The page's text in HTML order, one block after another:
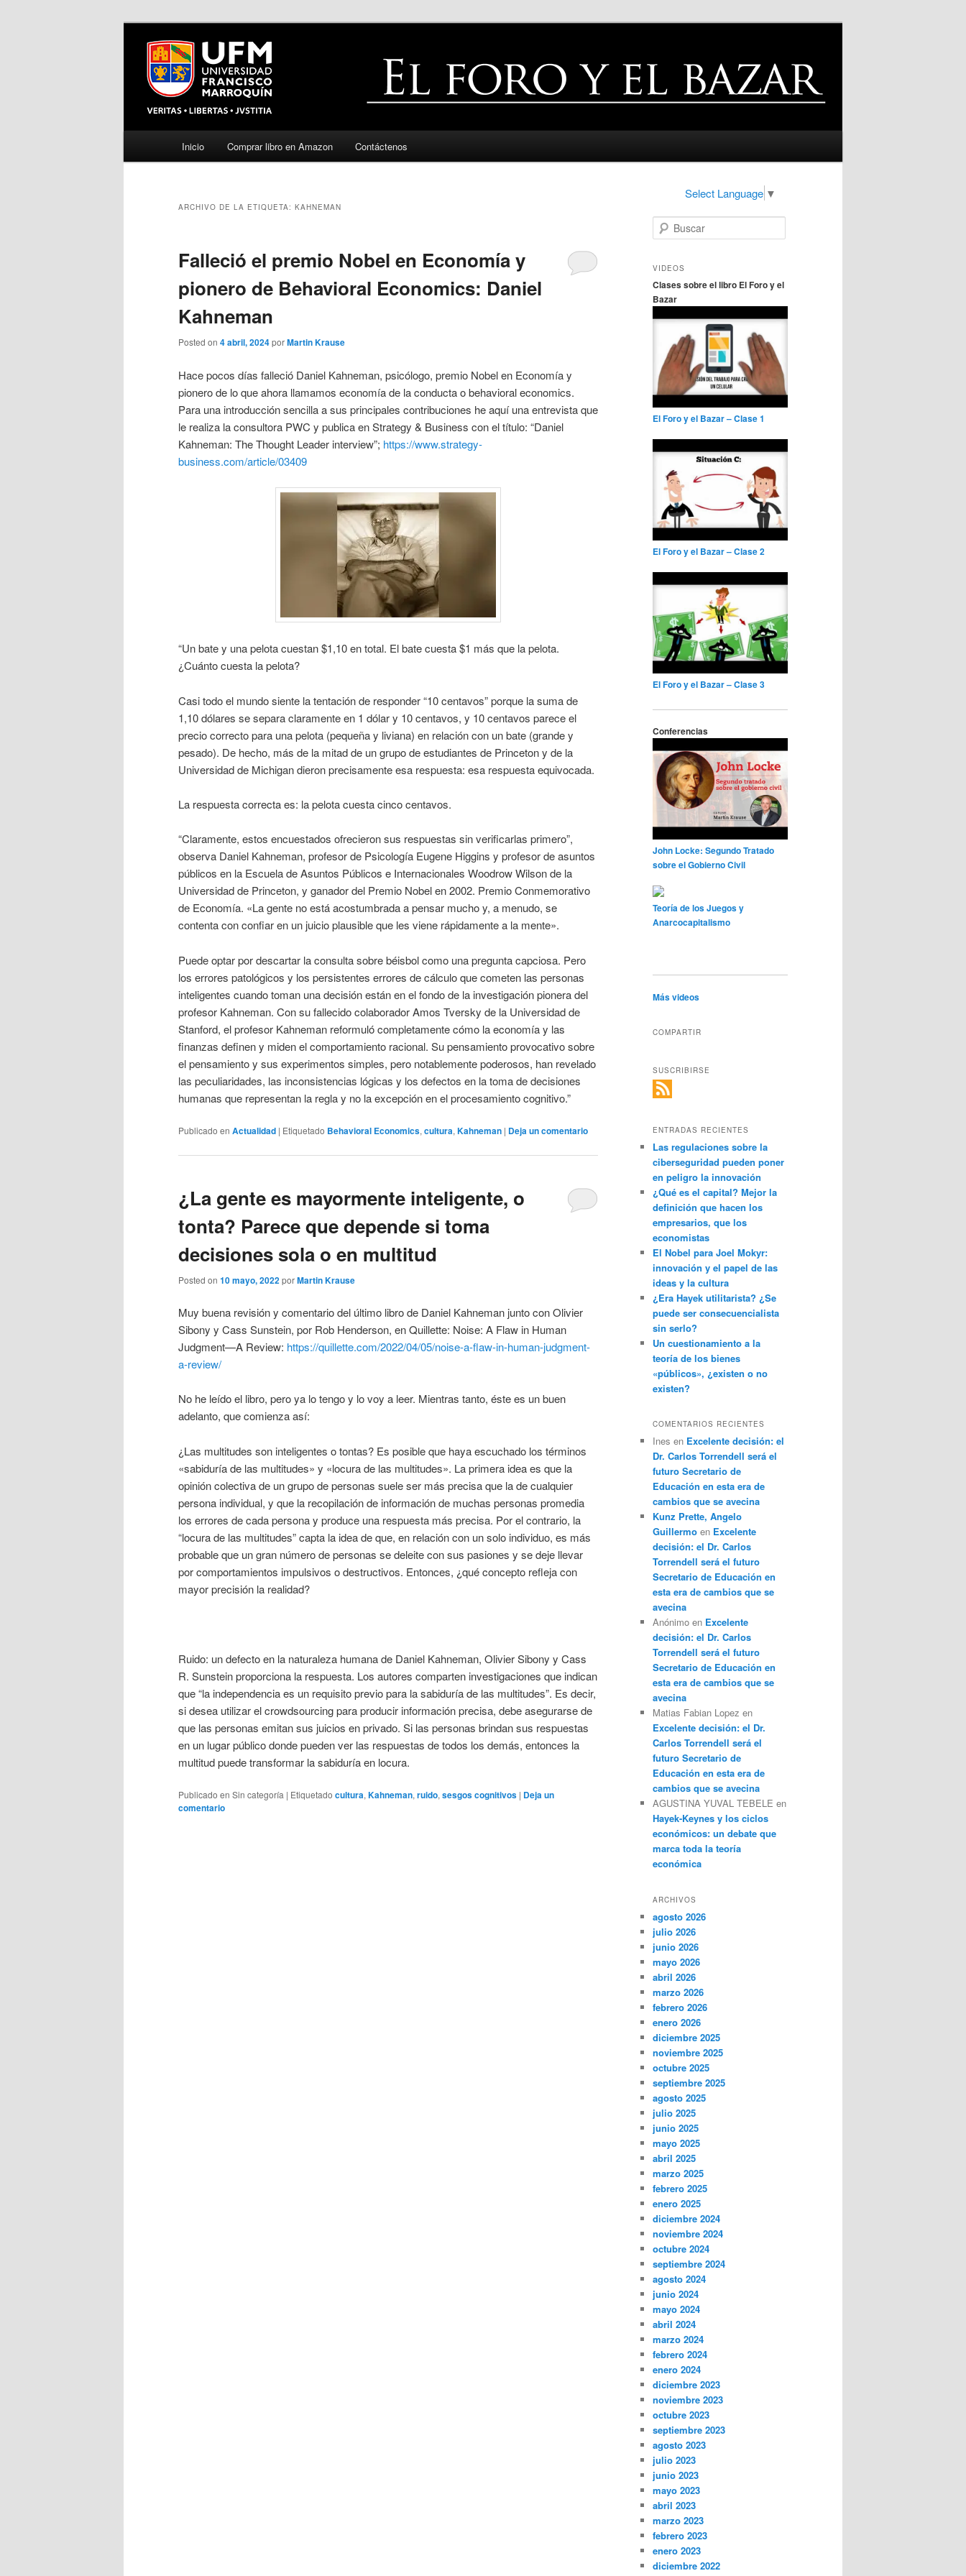
Ir
principal
Ir
secundario
Inicio Comprar libro en Amazon Contáctenos
Select Language ▼
ARCHIVO DE LA ETIQUETA: KAHNEMAN
Falleció el premio Nobel en Economía y
pionero de Behavioral Economics: Daniel
Kahneman
Posted on 4 abril, 2024porMartin Krause
Hace pocos días falleció Daniel Kahneman, psicólogo, premio Nobel en Economía y
pionero de lo que ahora llamamos economía de la conducta o behavioral economics.
Para una introducción sencilla a sus principales contribuciones he aquí una entrevista que
le realiza la consultora PWC y publica en Strategy & Business con el título: “Daniel
Kahneman: The Thought Leader interview”; https://www.strategy-
business.com/article/03409
“Un bate y una pelota cuestan $1,10 en total. El bate cuesta $1 más que la pelota.
¿Cuánto cuesta la pelota?
Casi todo el mundo siente la tentación de responder “10 centavos” porque la suma de
1,10 dólares se separa claramente en 1 dólar y 10 centavos, y 10 centavos parece el
precio correcto para una pelota (pequeña y liviana) en relación con un bate (grande y
pesado). De hecho, más de la mitad de un grupo de estudiantes de Princeton y de la
Universidad de Michigan dieron precisamente esa respuesta: esa respuesta equivocada.
La respuesta correcta es: la pelota cuesta cinco centavos.
“Claramente, estos encuestados ofrecieron sus respuestas sin verificarlas primero”,
observa Daniel Kahneman, profesor de Psicología Eugene Higgins y profesor de asuntos
públicos en la Escuela de Asuntos Públicos e Internacionales Woodrow Wilson de la
Universidad de Princeton, y ganador del Premio Nobel en 2002. Premio Conmemorativo
de Economía. «La gente no está acostumbrada a pensar mucho y, a menudo, se
contenta con confiar en un juicio plausible que les viene rápidamente a la mente».
Puede optar por descartar la consulta sobre béisbol como una pregunta capciosa. Pero
los errores patológicos y los persistentes errores de cálculo que cometen las personas
inteligentes cuando toman una decisión están en el fondo de la investigación pionera del
profesor Kahneman. Con su fallecido colaborador Amos Tversky de la Universidad de
Stanford, el profesor Kahneman reformuló completamente cómo la economía y las
finanzas definen y miden el comportamiento racional. Su pensamiento provocativo sobre
el pensamiento y sus experimentos simples, pero notablemente poderosos, han revelado
las peculiaridades, las inconsistencias lógicas y los defectos en la toma de decisiones
humanas que representan la regla y no la excepción en el procesamiento cognitivo.”
Publicado en Actualidad | Etiquetado Behavioral Economics, cultura, Kahneman | Deja un comentario
¿La gente es mayormente inteligente, o
tonta? Parece que depende si toma
decisiones sola o en multitud
Posted on 10 mayo, 2022porMartin Krause
Muy buena revisión y comentario del último libro de Daniel Kahneman junto con Olivier
Sibony y Cass Sunstein, por Rob Henderson, en Quillette: Noise: A Flaw in Human
Judgment—A Review: https://quillette.com/2022/04/05/noise-a-flaw-in-human-judgment-
a-review/
No he leído el libro, pero ya lo tengo y lo voy a leer. Mientras tanto, éste es un buen
adelanto, que comienza así:
¿Las multitudes son inteligentes o tontas? Es posible que haya escuchado los términos
«sabiduría de las multitudes» y «locura de las multitudes». La primera idea es que la
opinión colectiva de un grupo de personas suele ser más precisa que la de cualquier
persona individual, y que la recopilación de información de muchas personas promedia
los errores de cada persona y produce una respuesta más precisa. Por el contrario, la
“locura de las multitudes” capta la idea de que, en relación con un solo individuo, es más
probable que un gran número de personas se deleite con sus pasiones y se deje llevar
por comportamientos impulsivos o destructivos. Entonces, ¿qué concepto refleja con
mayor precisión la realidad?
Ruido: un defecto en la naturaleza humana de Daniel Kahneman, Olivier Sibony y Cass
R. Sunstein proporciona la respuesta. Los autores comparten investigaciones que indican
que “la independencia es un requisito previo para la sabiduría de las multitudes”. Es decir,
si desea utilizar el crowdsourcing para producir información precisa, debe asegurarse de
que las personas emitan sus juicios en privado. Si las personas brindan sus respuestas
en un lugar público donde pueden ver las respuestas de todos los demás, entonces la
multitud puede transformar la sabiduría en locura.
Publicado en Sin categoría | Etiquetado cultura, Kahneman, ruido, sesgos cognitivos | Deja un
comentario
u
c
r
VIDEOS
Clases sobre el libro El Foro y el
Bazar
El Foro y el Bazar – Clase 1
El Foro y el Bazar – Clase 2
El Foro y el Bazar – Clase 3
Conferencias
John Locke: Segundo Tratado
sobre el Gobierno Civil
Teoría de los Juegos y
Anarcocapitalismo
Más videos
COMPARTIR
SUSCRIBIRSE
ENTRADAS RECIENTES
Las regulaciones sobre la
ciberseguridad pueden poner
en peligro la innovación
¿Qué es el capital? Mejor la
definición que hacen los
empresarios, que los
economistas
El Nobel para Joel Mokyr:
innovación y el papel de las
ideas y la cultura
¿Era Hayek utilitarista? ¿Se
puede ser consecuencialista
sin serlo?
Un cuestionamiento a la
teoría de los bienes
«públicos», ¿existen o no
existen?
COMENTARIOS RECIENTES
Ines en Excelente decisión: el
Dr. Carlos Torrendell será el
futuro Secretario de
Educación en esta era de
cambios que se avecina
Kunz Prette, Angelo
Guillermo en Excelente
decisión: el Dr. Carlos
Torrendell será el futuro
Secretario de Educación en
esta era de cambios que se
avecina
Anónimo en Excelente
decisión: el Dr. Carlos
Torrendell será el futuro
Secretario de Educación en
esta era de cambios que se
avecina
Matias Fabian Lopez en
Excelente decisión: el Dr.
Carlos Torrendell será el
futuro Secretario de
Educación en esta era de
cambios que se avecina
AGUSTINA YUVAL TEBELE en
Hayek-Keynes y los ciclos
económicos: un debate que
marca toda la teoría
económica
ARCHIVOS
agosto 2026
julio 2026
junio 2026
mayo 2026
abril 2026
marzo 2026
febrero 2026
enero 2026
diciembre 2025
noviembre 2025
octubre 2025
septiembre 2025
agosto 2025
julio 2025
junio 2025
mayo 2025
abril 2025
marzo 2025
febrero 2025
enero 2025
diciembre 2024
noviembre 2024
octubre 2024
septiembre 2024
agosto 2024
junio 2024
mayo 2024
abril 2024
marzo 2024
febrero 2024
enero 2024
diciembre 2023
noviembre 2023
octubre 2023
septiembre 2023
agosto 2023
julio 2023
junio 2023
mayo 2023
abril 2023
marzo 2023
febrero 2023
enero 2023
diciembre 2022